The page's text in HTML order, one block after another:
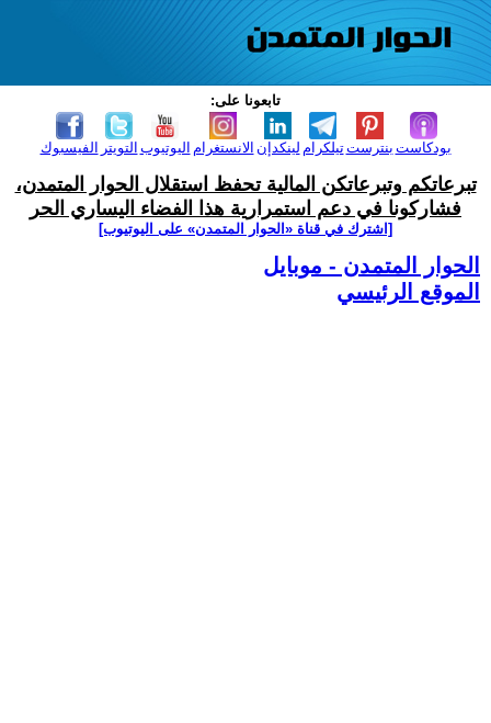
تابعونا على:
الفيسبوك التويتر اليوتيوب الانستغرام لينكدإن تيلكرامبنترست بودكاست
تبرعاتكم وتبرعاتكن المالية تحفظ استقلال الحوار المتمدن،
فشاركونا في دعم استمرارية هذا الفضاء اليساري الحر
[اشترك في قناة ‫«الحوار المتمدن» على اليوتيوب]
الحوار المتمدن - موبايل
الموقع الرئيسي